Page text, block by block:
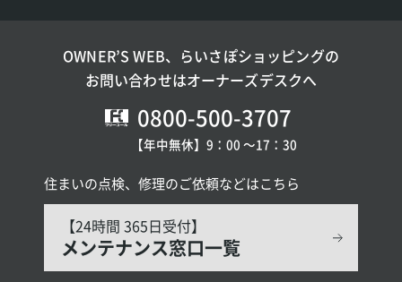
OWNER’S WEB、らいさぽショッピングの
お問い合わせはオーナーズデスクへ
0800-500-3707
【年中無休】9：00 〜17：30
住まいの点検、修理のご依頼などはこちら
【24時間 365日受付】
メンテナンス窓口一覧